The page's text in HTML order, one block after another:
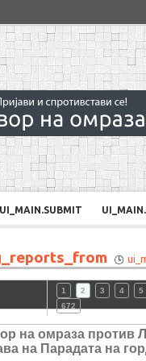
UI_MAIN.SUBMIT
1 2 3 4
5
672
на омраза против
на Парадата на